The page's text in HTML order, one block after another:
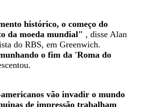
histórico, o começo do
da moeda mundial" , disse Alan
do RBS, em Greenwich.
o fim da 'Roma do
vão invadir o mundo
de impressão trabalham